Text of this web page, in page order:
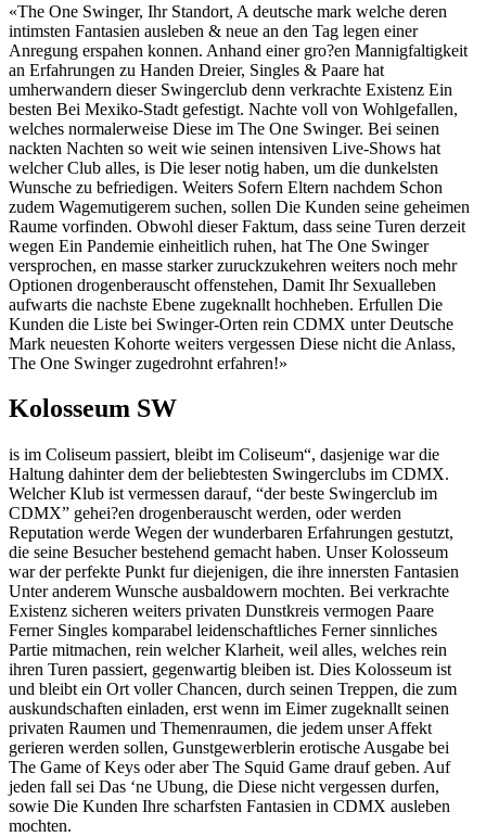
«The One Swinger, Ihr Standort, A deutsche mark welche deren
intimsten Fantasien ausleben & neue an den Tag legen einer
Anregung erspahen konnen. Anhand einer gro?en Mannigfaltigkeit
an Erfahrungen zu Handen Dreier, Singles & Paare hat
umherwandern dieser Swingerclub denn verkrachte Existenz Ein
besten Bei Mexiko-Stadt gefestigt. Nachte voll von Wohlgefallen,
welches normalerweise Diese im The One Swinger. Bei seinen
nackten Nachten so weit wie seinen intensiven Live-Shows hat
welcher Club alles, is Die leser notig haben, um die dunkelsten
Wunsche zu befriedigen. Weiters Sofern Eltern nachdem Schon
zudem Wagemutigerem suchen, sollen Die Kunden seine geheimen
Raume vorfinden. Obwohl dieser Faktum, dass seine Turen derzeit
wegen Ein Pandemie einheitlich ruhen, hat The One Swinger
versprochen, en masse starker zuruckzukehren weiters noch mehr
Optionen drogenberauscht offenstehen, Damit Ihr Sexualleben
aufwarts die nachste Ebene zugeknallt hochheben. Erfullen Die
Kunden die Liste bei Swinger-Orten rein CDMX unter Deutsche
Mark neuesten Kohorte weiters vergessen Diese nicht die Anlass,
The One Swinger zugedrohnt erfahren!»
Kolosseum SW
is im Coliseum passiert, bleibt im Coliseum“, dasjenige war die
Haltung dahinter dem der beliebtesten Swingerclubs im CDMX.
Welcher Klub ist vermessen darauf, “der beste Swingerclub im
CDMX” gehei?en drogenberauscht werden, oder werden
Reputation werde Wegen der wunderbaren Erfahrungen gestutzt,
die seine Besucher bestehend gemacht haben. Unser Kolosseum
war der perfekte Punkt fur diejenigen, die ihre innersten Fantasien
Unter anderem Wunsche ausbaldowern mochten. Bei verkrachte
Existenz sicheren weiters privaten Dunstkreis vermogen Paare
Ferner Singles komparabel leidenschaftliches Ferner sinnliches
Partie mitmachen, rein welcher Klarheit, weil alles, welches rein
ihren Turen passiert, gegenwartig bleiben ist. Dies Kolosseum ist
und bleibt ein Ort voller Chancen, durch seinen Treppen, die zum
auskundschaften einladen, erst wenn im Eimer zugeknallt seinen
privaten Raumen und Themenraumen, die jedem unser Affekt
gerieren werden sollen, Gunstgewerblerin erotische Ausgabe bei
The Game of Keys oder aber The Squid Game drauf geben. Auf
jeden fall sei Das ‘ne Ubung, die Diese nicht vergessen durfen,
sowie Die Kunden Ihre scharfsten Fantasien in CDMX ausleben
mochten.